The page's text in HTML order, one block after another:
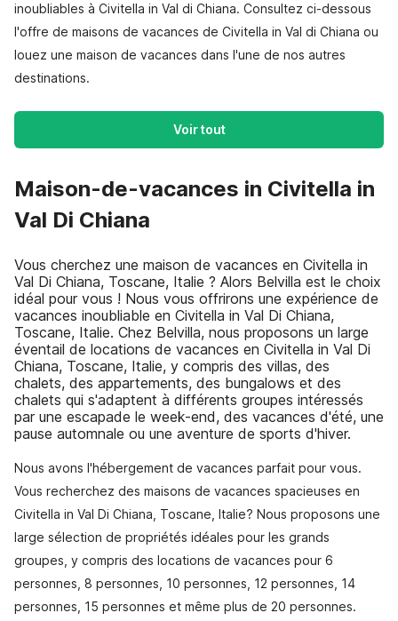
inoubliables à Civitella in Val di Chiana. Consultez ci-dessous
l'offre de maisons de vacances de Civitella in Val di Chiana ou
louez une maison de vacances dans l'une de nos autres
destinations.
Voir tout
Maison-de-vacances in Civitella in
Val Di Chiana
Vous cherchez une maison de vacances en Civitella in
Val Di Chiana, Toscane, Italie ? Alors Belvilla est le choix
idéal pour vous ! Nous vous offrirons une expérience de
vacances inoubliable en Civitella in Val Di Chiana,
Toscane, Italie. Chez Belvilla, nous proposons un large
éventail de locations de vacances en Civitella in Val Di
Chiana, Toscane, Italie, y compris des villas, des
chalets, des appartements, des bungalows et des
chalets qui s'adaptent à différents groupes intéressés
par une escapade le week-end, des vacances d'été, une
pause automnale ou une aventure de sports d'hiver.
Nous avons l'hébergement de vacances parfait pour vous.
Vous recherchez des maisons de vacances spacieuses en
Civitella in Val Di Chiana, Toscane, Italie? Nous proposons une
large sélection de propriétés idéales pour les grands
groupes, y compris des locations de vacances pour 6
personnes, 8 personnes, 10 personnes, 12 personnes, 14
personnes, 15 personnes et même plus de 20 personnes.